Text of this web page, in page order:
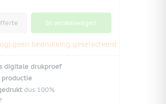
In winkelwagen
geen bedrukking geselecteerd
digitale drukproef
productie
dus 100%